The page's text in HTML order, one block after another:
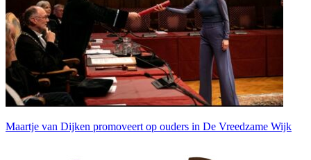
Maartje van Dijken promoveert op ouders in De Vreedzame Wijk